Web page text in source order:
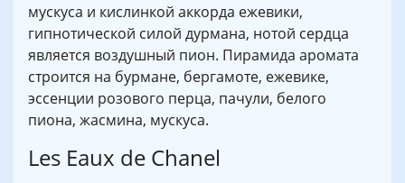
мускуса и кислинкой аккорда ежевики,
гипнотической силой дурмана, нотой сердца
является воздушный пион. Пирамида аромата
строится на бурмане, бергамоте, ежевике,
эссенции розового перца, пачули, белого
пиона, жасмина, мускуса.
Les Eaux de Chanel